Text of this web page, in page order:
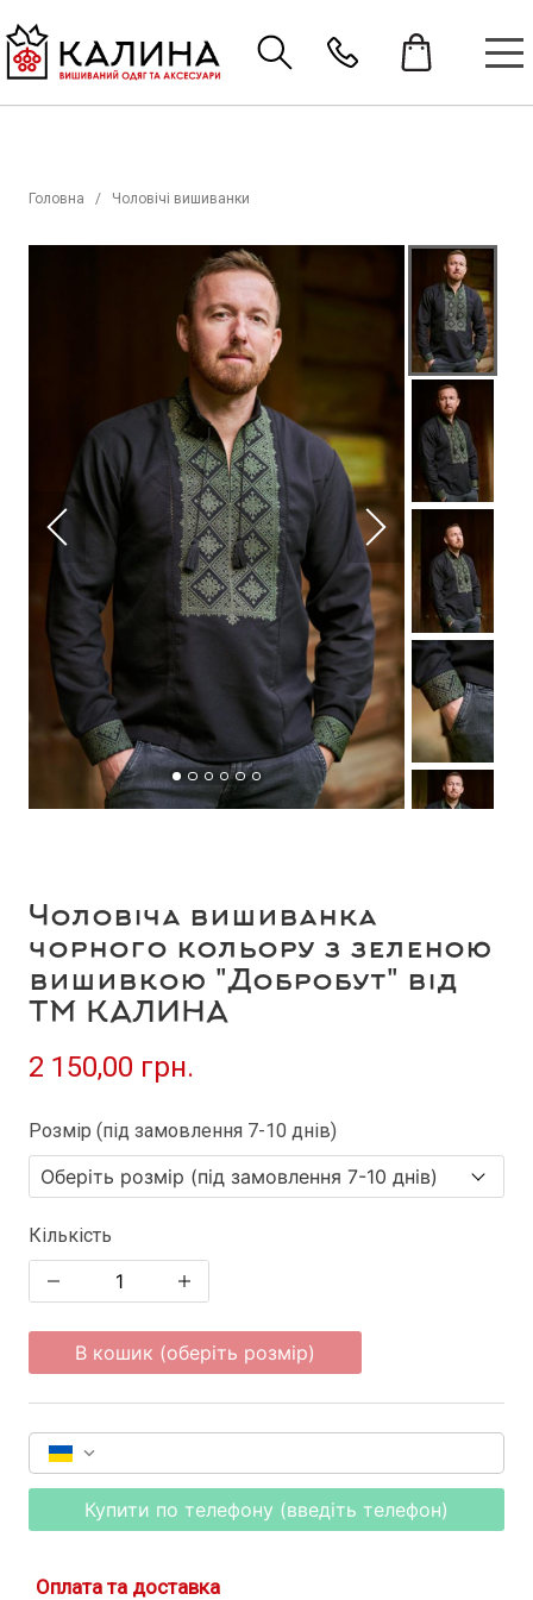
Головна Чоловічі вишиванки
Чоловіча вишиванка
чорного кольору з зеленою
вишивкою "Добробут" від
ТМ КАЛИНА
2 150,00 грн.
Розмір (під замовлення 7-10 днів)
Кількість
В кошик (оберіть розмір)
Купити по телефону (введіть телефон)
Оплата та доставка